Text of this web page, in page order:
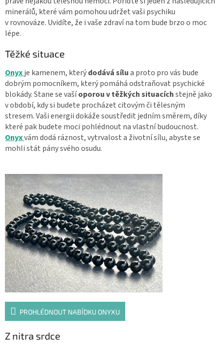
minerálů, které vám pomohou udržet vaši psychiku
v rovnováze. Uvidíte, že i vaše zdraví na tom bude brzo o moc
lépe.
Těžké situace
Onyxje kamenem, kterýdodává sílua proto pro vás bude
dobrým pomocníkem, který pomáhá odstraňovat psychické
blokády. Stane se vašíoporou v těžkých situacíchstejně jako
v období, kdy si budete procházet citovým či tělesným
stresem. Vaši energii dokáže soustředit jedním směrem, díky
které pak budete moci pohlédnout na vlastní budoucnost.
Onyxvám dodá ráznost, vytrvalost a životní sílu, abyste se
mohli stát pány svého osudu.
PROHLÉDNOUT NABÍDKU ONYXU
Z nitra srdce